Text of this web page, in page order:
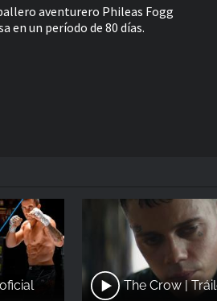
aventurero Phileas Fogg
en un período de 80 días.
The Crow |